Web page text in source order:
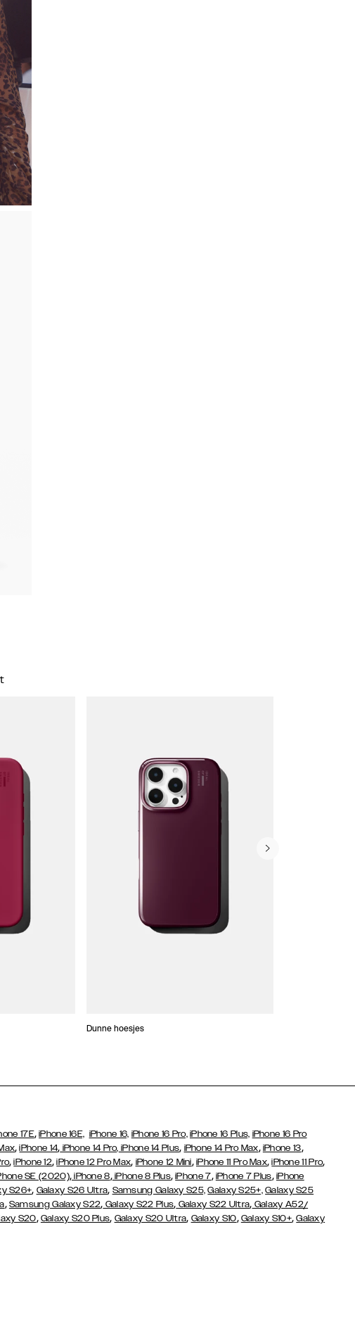
Dunne hoesjes
17E,iPhone 16E, iPhone 16, iPhone 16 Pro, iPhone 16 Plus, iPhone 16 Pro
,iPhone 14, iPhone 14 Pro, iPhone 14 Plus, iPhone 14 Pro Max, iPhone 13,
,iPhone 12,iPhone 12 Pro Max, iPhone 12 Mini, iPhone 11 Pro Max,iPhone 11 Pro,
SE (2020),iPhone 8,iPhone 8 Plus,iPhone 7, iPhone 7 Plus, iPhone
S26+, Galaxy S26 Ultra, Samsung Galaxy S25, Galaxy S25+, Galaxy S25
, Samsung Galaxy S22, Galaxy S22 Plus, Galaxy S22 Ultra, Galaxy A52/
S20, Galaxy S20 Plus, Galaxy S20 Ultra, Galaxy S10, Galaxy S10+,Galaxy